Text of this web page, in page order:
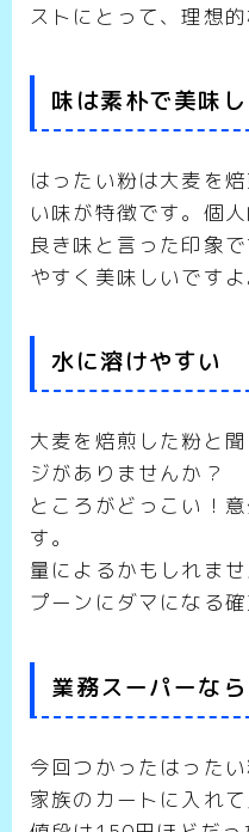
ストにとって、理想
味は素朴で美味し
はったい粉は大麦を
い味が特徴です。個
良き味と言った印象
やすく美味しいですよ
水に溶けやすい
大麦を焙煎した粉と
ジがありませんか？
ところがどっこい！
す。
量によるかもしれま
プーンにダマになる
業務スーパーな
今回つかったはった
家族のカートに入れ